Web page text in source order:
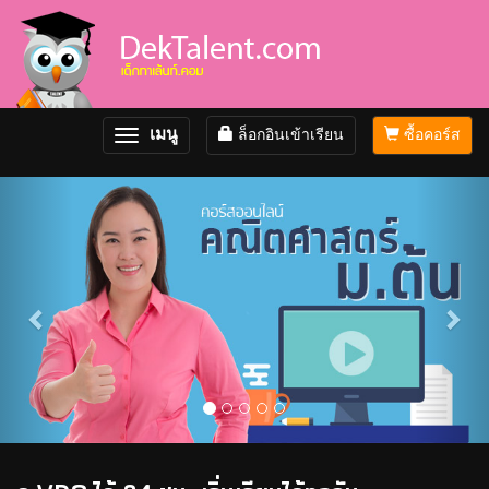
ซื้อคอร์ส
ล็อกอินเข้าเรียน
Toggle
navigation
เมนู
Previous